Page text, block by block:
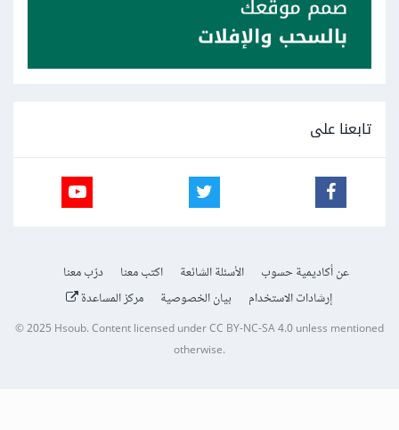
تابعنا على
عن أكاديمية حسوب الأسئلة الشائعة اكتب معنا
درّب معنا
إرشادات الاستخدام
بيان الخصوصية مركز المساعدة
© 2025 Hsoub.Content licensed underCC BY-NC-SA 4.0unless mentioned
otherwise.